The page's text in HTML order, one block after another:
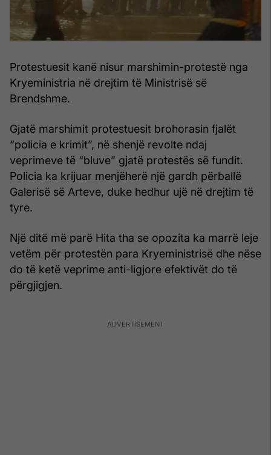
Protestuesit kanë nisur marshimin-protestë nga
Kryeministria në drejtim të Ministrisë së
Brendshme.
Gjatë marshimit protestuesit brohorasin fjalët
“policia e krimit”, në shenjë revolte ndaj
veprimeve të “bluve” gjatë protestës së fundit.
Policia ka krijuar menjëherë një gardh përballë
Galerisë së Arteve, duke hedhur ujë në drejtim të
tyre.
Një ditë më parë Hita tha se opozita ka marrë leje
vetëm për protestën para Kryeministrisë dhe nëse
do të ketë veprime anti-ligjore efektivët do të
përgjigjen.